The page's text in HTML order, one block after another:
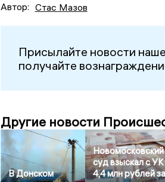
Автор: Стас Мазов
Присылайте новости
получайте
Другие новости
В Донском
Новомосковский
суд взыскал с УК
4,4 млн рублей